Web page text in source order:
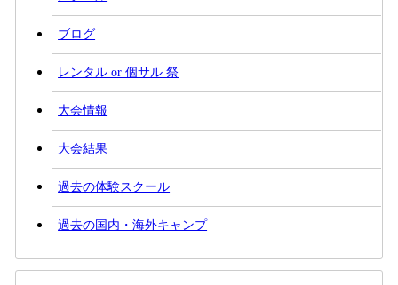
ブログ
レンタル or 個サル 祭
大会情報
大会結果
過去の体験スクール
過去の国内・海外キャンプ